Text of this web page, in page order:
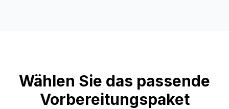
Wählen Sie das passende
Vorbereitungspaket